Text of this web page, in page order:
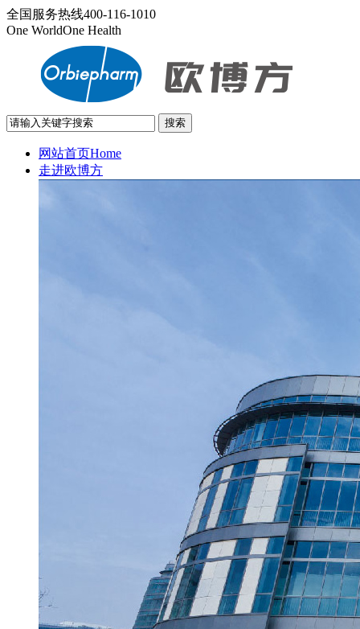
全国服务热线400-116-1010
One WorldOne Health
网站首页Home
走进欧博方